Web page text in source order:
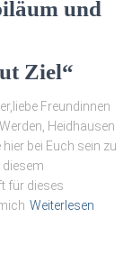
und
Ziel“
Freundinnen
Heidhausen
bei Euch sein zu
für dieses
Weiterlesen